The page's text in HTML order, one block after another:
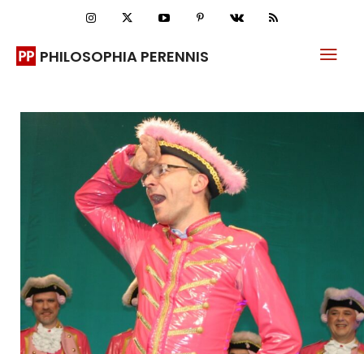
PHILOSOPHIA PERENNIS